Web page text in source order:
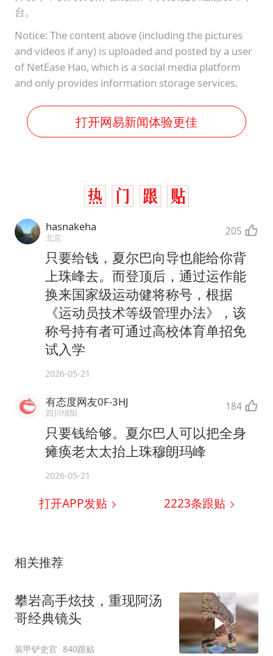
台。
Notice: The content above (including the pictures
and videos if any) is uploaded and posted by a user
of NetEase Hao, which is a social media platform
and only provides information storage services.
打开网易新闻体验更佳
hasnakeha
北京 205
只要给钱，夏尔巴向导也能给你背
上珠峰去。而登顶后，通过运作能
换来国家级运动健将称号，根据
《运动员技术等级管理办法》，该
称号持有者可通过高校体育单招免
试入学
2026-05-21
有态度网友0F-3HJ
四川绵阳 184
只要钱给够。夏尔巴人可以把全身
瘫痪老太太抬上珠穆朗玛峰
2026-05-21
打开APP发贴 2223条跟贴
相关推荐
攀岩高手炫技，重现阿汤
哥经典镜头
装甲铲史官 840跟贴